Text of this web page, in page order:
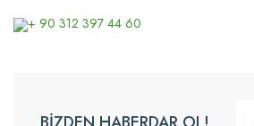
+ 90 312 397 44 60